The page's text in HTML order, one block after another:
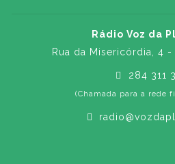
Rádio Voz da
Rua da Misericórdia, 4
284 311
(Chamada para a rede